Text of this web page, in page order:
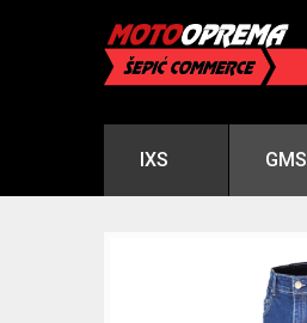
IXS GMS